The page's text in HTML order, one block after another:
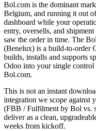
Bol.com is the dominant
Belgium, and running it out
dashboard while your
entry, oversells, and
saw the order in time. The
(Benelux) is a build-to-order
builds, installs and supports
Odoo into your single
Bol.com.
This is not an instant
integration we scope against
(FBB / Fulfilment by Bol vs.
deliver as a clean,
weeks from kickoff.